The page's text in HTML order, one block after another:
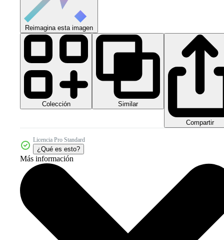
Reimagina esta imagen
Colección Similar
Compartir
Licencia Pro Standard
¿Qué es esto?
Más información